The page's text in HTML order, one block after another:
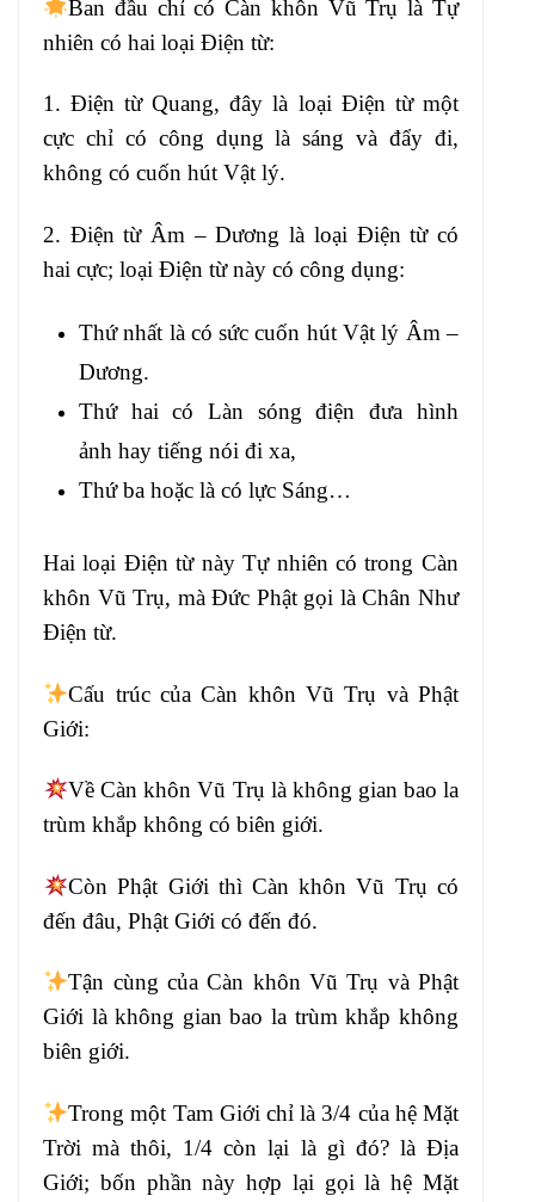
Ban đầu chỉ có Càn khôn Vũ Trụ là Tự
nhiên có hai loại Điện từ:
1. Điện từ Quang, đây là loại Điện từ một
cực chỉ có công dụng là sángvà đẩy đi,
không có cuốn hút Vật lý.
2. Điện từ Âm – Dương là loại Điện từ có
hai cực; loại Điện từ này có công dụng:
Thứnhất là có sức cuốn hút Vật lý Âm –
Dương.
Thứ hai có Làn sóng điện đưa hình
ảnh hay tiếng nói đi xa,
Thứ ba hoặc là có lực Sáng…
Hai loại Điện từ này Tự nhiên có trong Càn
khôn Vũ Trụ, mà Đức Phật gọi là Chân Như
Điện từ.
Cấu trúc của Càn khôn Vũ Trụ và Phật
Giới:
Về Càn khôn Vũ Trụ là không gian bao la
trùm khắp không có biên giới.
Còn Phật Giới thì Càn khôn Vũ Trụ có
đến đâu, Phật Giới có đến đó.
Tận cùng của Càn khôn Vũ Trụ và Phật
Giới là không gian bao la trùm khắp không
biên giới.
Trong một Tam Giới chỉ là 3/4 của hệ Mặt
Trời mà thôi, 1/4 còn lại là gì đó? là Địa
Giới; bốn phần này hợp lại gọi là hệ Mặt